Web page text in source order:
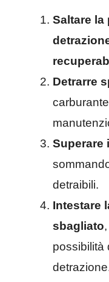
Saltare la
Detrarre
Superare
detraibili.
Intestare
sbagliato
possibilità